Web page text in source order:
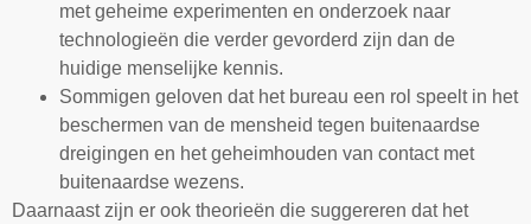
met geheime experimenten en onderzoek naar
technologieën die verder gevorderd zijn dan de
huidige menselijke kennis.
Sommigen geloven dat het bureau een rol speelt in het
beschermen van de mensheid tegen buitenaardse
dreigingen en het geheimhouden van contact met
buitenaardse wezens.
Daarnaast zijn er ook theorieën die suggereren dat het